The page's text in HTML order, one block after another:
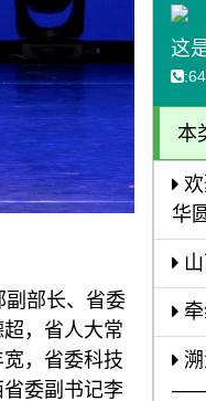
部长、省委
，省人大常
，省委科技
委副书记李
这
:
本
欢
华
山
牵
溯
——